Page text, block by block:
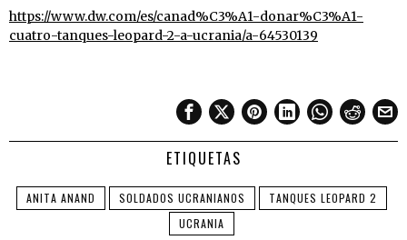
https://www.dw.com/es/canad%C3%A1-donar%C3%A1-
cuatro-tanques-leopard-2-a-ucrania/a-64530139
ETIQUETAS
ANITA ANAND SOLDADOS UCRANIANOS
TANQUES LEOPARD 2
UCRANIA